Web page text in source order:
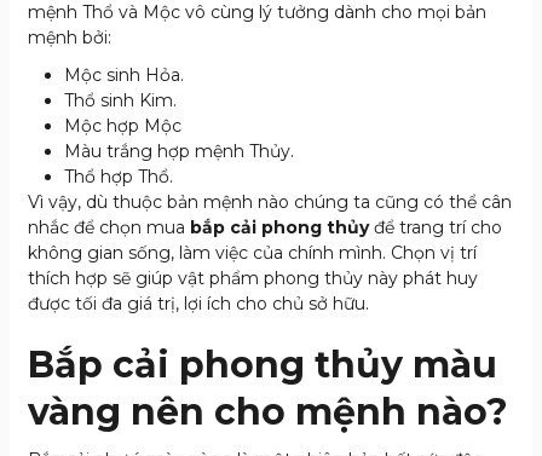
mệnh Thổ và Mộc vô cùng lý tưởng dành cho mọi bản
mệnh bởi:
Mộc sinh Hỏa.
Thổ sinh Kim.
Mộc hợp Mộc
Màu trắng hợp mệnh Thủy.
Thổ hợp Thổ.
Vì vậy, dù thuộc bản mệnh nào chúng ta cũng có thể cân
nhắc để chọn mua bắp cải phong thủyđể trang trí cho
không gian sống, làm việc của chính mình. Chọn vị trí
thích hợp sẽ giúp vật phẩm phong thủy này phát huy
được tối đa giá trị, lợi ích cho chủ sở hữu.
Bắp cải phong thủy màu
vàng nên cho mệnh nào?